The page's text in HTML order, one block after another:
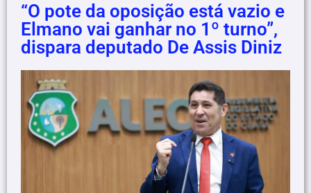
“O pote da oposição está vazio e
Elmano vai ganhar no 1º turno”,
dispara deputado De Assis Diniz